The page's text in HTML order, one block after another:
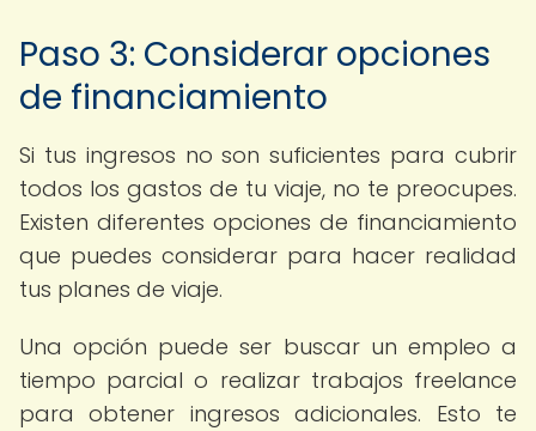
Paso 3: Considerar opciones
de financiamiento
Si tus ingresos no son suficientes para cubrir
todos los gastos de tu viaje, no te preocupes.
Existen diferentes opciones de financiamiento
que puedes considerar para hacer realidad
tus planes de viaje.
Una opción puede ser buscar un empleo a
tiempo parcial o realizar trabajos freelance
para obtener ingresos adicionales. Esto te